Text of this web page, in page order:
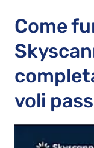
Come
voli